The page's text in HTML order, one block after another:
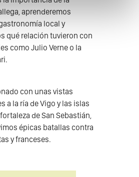
aprenderemos
local y
qué relación tuvieron con
como Julio Verne o la
con unas vistas
a la ría de Vigo y las islas
de San Sebastián,
épicas batallas contra
y franceses.